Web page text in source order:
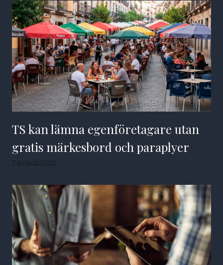
TS kan lämna egenföretagare utan
gratis märkesbord och paraplyer
7 augusti 2026